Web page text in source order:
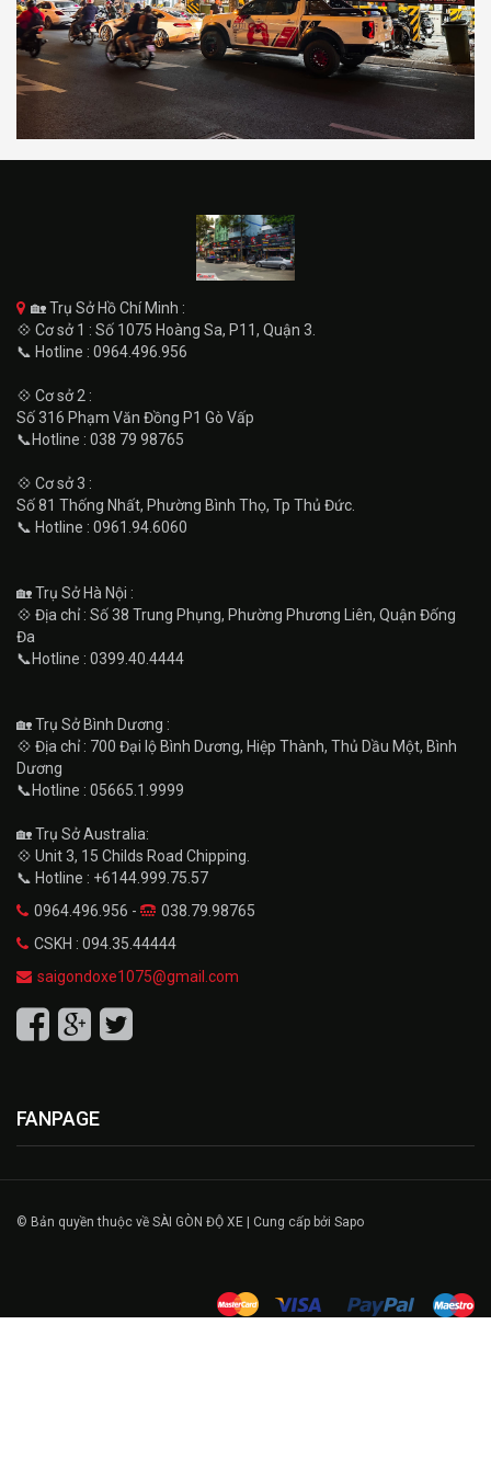
🏡 Trụ Sở Hồ Chí Minh :
💠 Cơ sở 1 : Số 1075 Hoàng Sa, P11, Quận 3.
📞 Hotline : 0964.496.956
💠 Cơ sở 2 :
Số 316 Phạm Văn Đồng P1 Gò Vấp
📞Hotline : 038 79 98765
💠 Cơ sở 3 :
Số 81 Thống Nhất, Phường Bình Thọ, Tp Thủ Đức.
📞 Hotline : 0961.94.6060
🏡 Trụ Sở Hà Nội :
💠 Địa chỉ : Số 38 Trung Phụng, Phường Phương Liên, Quận Đống
Đa
📞Hotline : 0399.40.4444
🏡 Trụ Sở Bình Dương :
💠 Địa chỉ : 700 Đại lộ Bình Dương, Hiệp Thành, Thủ Dầu Một, Bình
Dương
📞Hotline : 05665.1.9999
🏡 Trụ Sở Australia:
💠 Unit 3, 15 Childs Road Chipping.
📞 Hotline : +6144.999.75.57
0964.496.956 -
038.79.98765
CSKH : 094.35.44444
saigondoxe1075@gmail.com
FANPAGE
© Bản quyền thuộc về SÀI GÒN ĐỘ XE | Cung cấp bởi Sapo